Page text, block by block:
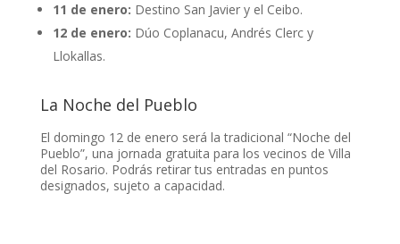
11 de enero: Destino San Javier y el Ceibo.
12 de enero: Dúo Coplanacu, Andrés Clerc y
Llokallas.
La Noche del Pueblo
El domingo 12 de enero será la tradicional “Noche del
Pueblo”, una jornada gratuita para los vecinos de Villa
del Rosario. Podrás retirar tus entradas en puntos
designados, sujeto a capacidad.